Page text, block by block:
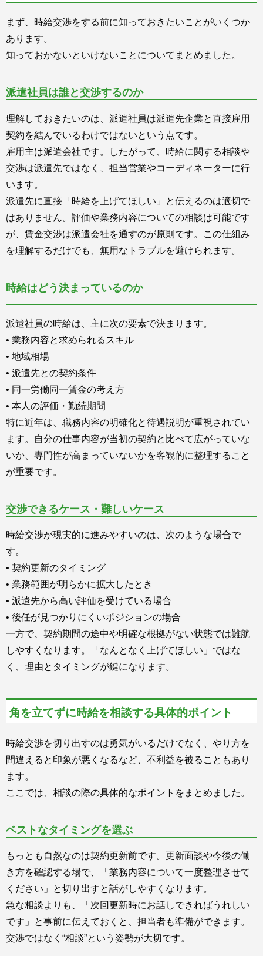
まず、時給交渉をする前に知っておきたいことがいくつか
あります。
知っておかないといけないことについてまとめました。
派遣社員は誰と交渉するのか
理解しておきたいのは、派遣社員は派遣先企業と直接雇用
契約を結んでいるわけではないという点です。
雇用主は派遣会社です。したがって、時給に関する相談や
交渉は派遣先ではなく、担当営業やコーディネーターに行
います。
派遣先に直接「時給を上げてほしい」と伝えるのは適切で
はありません。評価や業務内容についての相談は可能です
が、賃金交渉は派遣会社を通すのが原則です。この仕組み
を理解するだけでも、無用なトラブルを避けられます。
時給はどう決まっているのか
派遣社員の時給は、主に次の要素で決まります。
• 業務内容と求められるスキル
• 地域相場
• 派遣先との契約条件
• 同一労働同一賃金の考え方
• 本人の評価・勤続期間
特に近年は、職務内容の明確化と待遇説明が重視されてい
ます。自分の仕事内容が当初の契約と比べて広がっていな
いか、専門性が高まっていないかを客観的に整理すること
が重要です。
交渉できるケース・難しいケース
時給交渉が現実的に進みやすいのは、次のような場合で
す。
• 契約更新のタイミング
• 業務範囲が明らかに拡大したとき
• 派遣先から高い評価を受けている場合
• 後任が見つかりにくいポジションの場合
一方で、契約期間の途中や明確な根拠がない状態では難航
しやすくなります。「なんとなく上げてほしい」ではな
く、理由とタイミングが鍵になります。
角を立てずに時給を相談する具体的ポイント
時給交渉を切り出すのは勇気がいるだけでなく、やり方を
間違えると印象が悪くなるなど、不利益を被ることもあり
ます。
ここでは、相談の際の具体的なポイントをまとめました。
ベストなタイミングを選ぶ
もっとも自然なのは契約更新前です。更新面談や今後の働
き方を確認する場で、「業務内容について一度整理させて
ください」と切り出すと話がしやすくなります。
急な相談よりも、「次回更新時にお話しできればうれしい
です」と事前に伝えておくと、担当者も準備ができます。
交渉ではなく“相談”という姿勢が大切です。